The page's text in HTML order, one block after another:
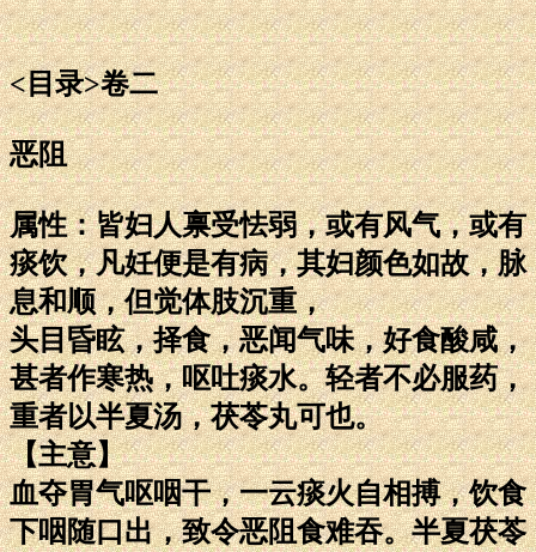
<目录>卷二
恶阻
属性：皆妇人禀受怯弱，或有风气，或有
痰饮，凡妊便是有病，其妇颜色如故，脉
息和顺，但觉体肢沉重，
头目昏眩，择食，恶闻气味，好食酸咸，
甚者作寒热，呕吐痰水。轻者不必服药，
重者以半夏汤，茯苓丸可也。
【主意】
血夺胃气呕咽干，一云痰火自相搏，饮食
下咽随口出，致令恶阻食难吞。半夏茯苓